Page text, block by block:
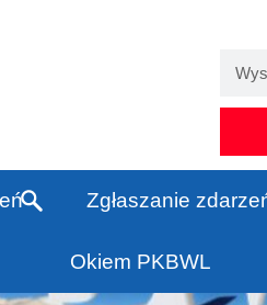
Zgłaszanie
Okiem PKBWL